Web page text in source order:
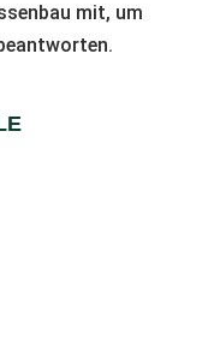
mit, um